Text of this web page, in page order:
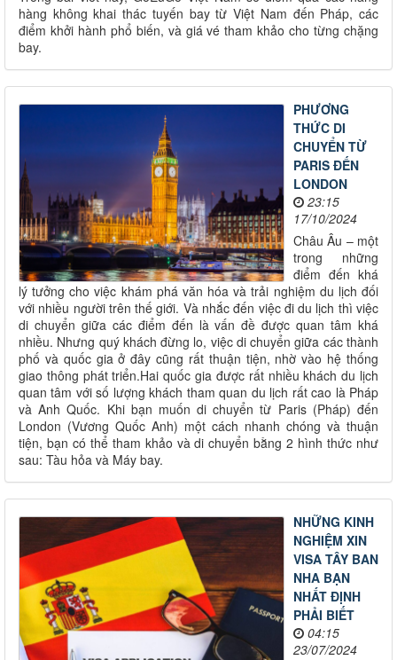
hàng không khai thác tuyến bay từ Việt Nam đến Pháp, các
điểm khởi hành phổ biến, và giá vé tham khảo cho từng chặng
bay.
PHƯƠNG
THỨC DI
CHUYỂN TỪ
PARIS ĐẾN
LONDON
23:15
17/10/2024
Châu Âu – một
trong những
điểm đến khá
lý tưởng cho việc khám phá văn hóa và trải nghiệm du lịch đối
với nhiều người trên thế giới. Và nhắc đến việc đi du lịch thì việc
di chuyển giữa các điểm đến là vấn đề được quan tâm khá
nhiều. Nhưng quý khách đừng lo, việc di chuyển giữa các thành
phố và quốc gia ở đây cũng rất thuận tiện, nhờ vào hệ thống
giao thông phát triển.Hai quốc gia được rất nhiều khách du lịch
quan tâm với số lượng khách tham quan du lịch rất cao là Pháp
và Anh Quốc. Khi bạn muốn di chuyển từ Paris (Pháp) đến
London (Vương Quốc Anh) một cách nhanh chóng và thuận
tiện, bạn có thể tham khảo và di chuyển bằng 2 hình thức như
sau: Tàu hỏa và Máy bay.
NHỮNG KINH
NGHIỆM XIN
VISA TÂY BAN
NHA BẠN
NHẤT ĐỊNH
PHẢI BIẾT
04:15
23/07/2024